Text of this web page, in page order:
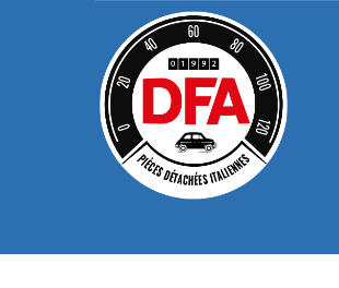
Panneau de gestion des cookies